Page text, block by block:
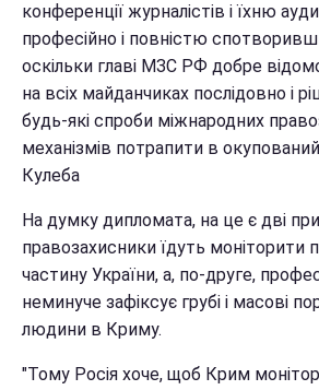
конференції журналістів і їхню
професійно і повністю
оскільки главі МЗС РФ добре
на всіх майданчиках послідовно і
будь-які спроби міжнародних
механізмів потрапити в
Кулеба
На думку дипломата, на це є дві
правозахисники їдуть моніторити
частину України, а, по-друге,
неминуче зафіксує грубі і масові
людини в Криму.
"Тому Росія хоче, щоб Крим